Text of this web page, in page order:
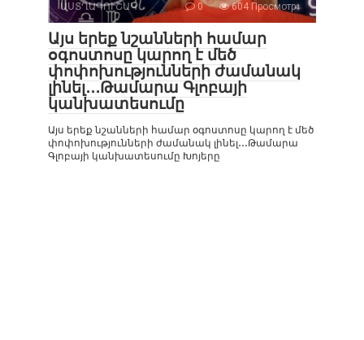
ԱՍՏՂԱԳՈՒՇԱԿ 0 604 Просмотр
Այս երեք նշանների համար
օգոստոսը կարող է մեծ
փոփոխությունների ժամանակ
լինել․․․Թամարա Գլոբայի
կանխատեսումը
Այս երեք նշանների համար օգոստոսը կարող է մեծ
փոփոխությունների ժամանակ լինել․․․Թամարա
Գլոբայի կանխատեսումը Խոյերը